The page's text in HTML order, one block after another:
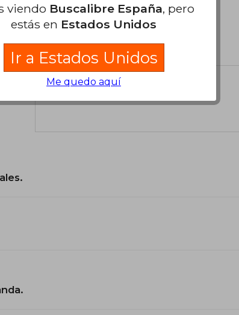
tu propia evaluación
viendo Buscalibre España, pero
estás en Estados Unidos
Ir a Estados Unidos
Me quedo aquí